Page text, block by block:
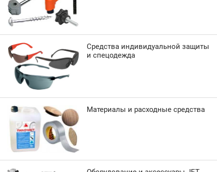
Средства индивидуальной защиты
и спецодежда
Материалы и расходные средства